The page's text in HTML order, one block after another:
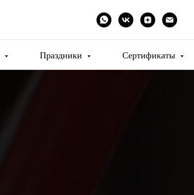
Праздники Сертификаты